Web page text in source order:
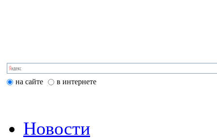
на сайте в интернете
Новости